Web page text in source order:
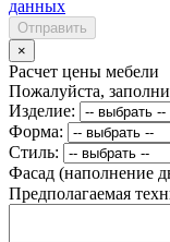
данных
Отправить
×
Расчет цены мебели
Пожалуйста,
Изделие:
Форма:
Стиль:
Фасад (наполнение
Предполагаемая